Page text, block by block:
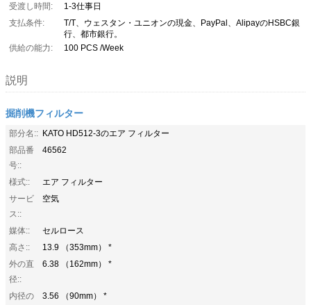
受渡し時間:
1-3仕事日
支払条件:
T/T、ウェスタン・ユニオンの現金、PayPal、AlipayのHSBC銀
行、都市銀行。
供給の能力:
100 PCS /Week
説明
掘削機フィルター
部分名:: KATO HD512-3のエア フィルター
部品番
号::
46562
様式::
エア フィルター
サービ
ス::
空気
媒体::
セルロース
高さ::
13.9 （353mm） *
外の直
径::
6.38 （162mm） *
内径の
3.56 （90mm） *